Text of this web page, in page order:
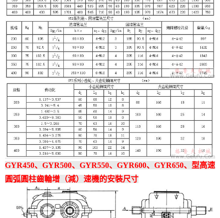
GYR450、GYR500、GYR550、GYR600、GYR650、型高速
圓弧圓柱齒輪增（減）速機的安裝尺寸